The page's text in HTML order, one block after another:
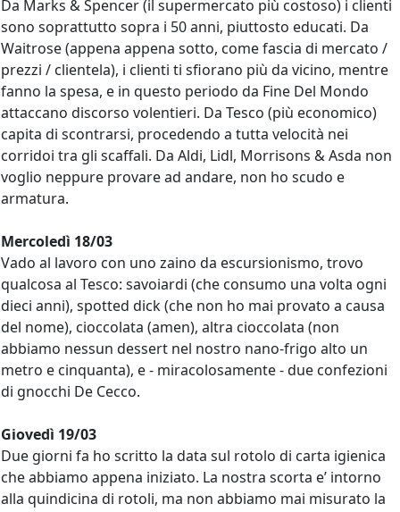
Da Marks & Spencer (il supermercato più costoso) i clienti
sono soprattutto sopra i 50 anni, piuttosto educati. Da
Waitrose (appena appena sotto, come fascia di mercato /
prezzi / clientela), i clienti ti sfiorano più da vicino, mentre
fanno la spesa, e in questo periodo da Fine Del Mondo
attaccano discorso volentieri. Da Tesco (più economico)
capita di scontrarsi, procedendo a tutta velocità nei
corridoi tra gli scaffali. Da Aldi, Lidl, Morrisons & Asda non
voglio neppure provare ad andare, non ho scudo e
armatura.
Mercoledì 18/03
Vado al lavoro con uno zaino da escursionismo, trovo
qualcosa al Tesco: savoiardi (che consumo una volta ogni
dieci anni), spotted dick (che non ho mai provato a causa
del nome), cioccolata (amen), altra cioccolata (non
abbiamo nessun dessert nel nostro nano-frigo alto un
metro e cinquanta), e - miracolosamente - due confezioni
di gnocchi De Cecco.
Giovedì 19/03
Due giorni fa ho scritto la data sul rotolo di carta igienica
che abbiamo appena iniziato. La nostra scorta e’ intorno
alla quindicina di rotoli, ma non abbiamo mai misurato la